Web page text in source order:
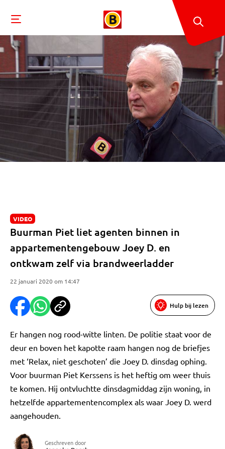
VIDEO
Buurman Piet liet agenten binnen in
appartementengebouw Joey D. en
ontkwam zelf via brandweerladder
22 januari 2020 om 14:47
Hulp bij lezen
Er hangen nog rood-witte linten. De politie staat voor de
deur en boven het kapotte raam hangen nog de briefjes
met ‘Relax, niet geschoten’ die Joey D. dinsdag ophing.
Voor buurman Piet Kerssens is het heftig om weer thuis
te komen. Hij ontvluchtte dinsdagmiddag zijn woning, in
hetzelfde appartementencomplex als waar Joey D. werd
aangehouden.
Geschreven door